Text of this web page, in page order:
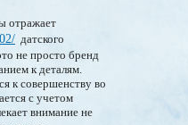
отражает
датского
не просто бренд
к деталям.
к совершенству во
с учетом
внимание не